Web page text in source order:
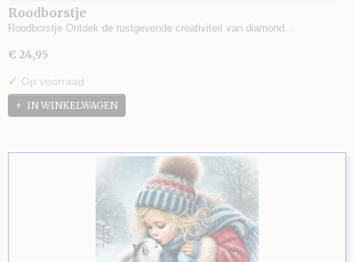
Roodborstje
Roodborstje Ontdek de rustgevende creativiteit van diamond…
€ 24,95
✓ Op voorraad
IN WINKELWAGEN